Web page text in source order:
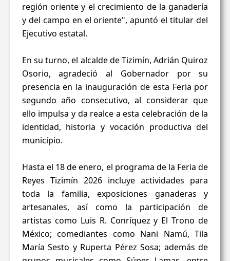
región oriente y el crecimiento de la ganadería
y del campo en el oriente", apuntó el titular del
Ejecutivo estatal.
En su turno, el alcalde de Tizimín, Adrián Quiroz
Osorio, agradeció al Gobernador por su
presencia en la inauguración de esta Feria por
segundo año consecutivo, al considerar que
ello impulsa y da realce a esta celebración de la
identidad, historia y vocación productiva del
municipio.
Hasta el 18 de enero, el programa de la Feria de
Reyes Tizimín 2026 incluye actividades para
toda la familia, exposiciones ganaderas y
artesanales, así como la participación de
artistas como Luis R. Conríquez y El Trono de
México; comediantes como Nani Namú, Tila
María Sesto y Ruperta Pérez Sosa; además de